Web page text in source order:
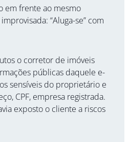
em frente ao mesmo
“Aluga-se” com
o corretor de imóveis
públicas daquele e-
sensíveis do proprietário e
CPF, empresa registrada.
exposto o cliente a riscos